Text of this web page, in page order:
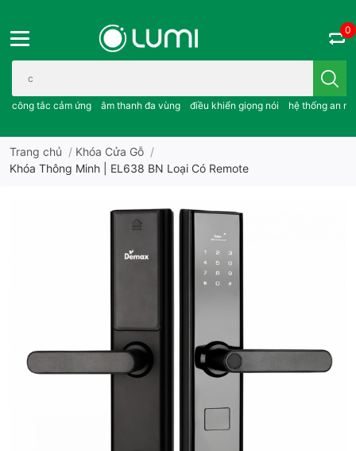
Bạn cần tìm gì..; công tắc cảm ứng..; âm thanh đa vùng ; điều
công tắc cảm ứng âm thanh đa vùng điều khiển giọng nói hệ thống an
0
Trang chủ / Khóa Cửa Gỗ /
Khóa Thông Minh | EL638 BN Loại Có Remote